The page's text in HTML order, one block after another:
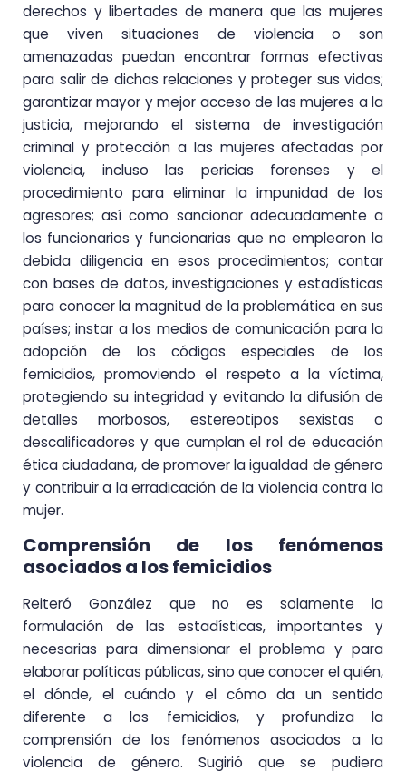
derechos y libertades de manera que las mujeres
que viven situaciones de violencia o son
amenazadas puedan encontrar formas efectivas
para salir de dichas relaciones y proteger sus vidas;
garantizar mayor y mejor acceso de las mujeres a la
justicia, mejorando el sistema de investigación
criminal y protección a las mujeres afectadas por
violencia, incluso las pericias forenses y el
procedimiento para eliminar la impunidad de los
agresores; así como sancionar adecuadamente a
los funcionarios y funcionarias que no emplearon la
debida diligencia en esos procedimientos; contar
con bases de datos, investigaciones y estadísticas
para conocer la magnitud de la problemática en sus
países; instar a los medios de comunicación para la
adopción de los códigos especiales de los
femicidios, promoviendo el respeto a la víctima,
protegiendo su integridad y evitando la difusión de
detalles morbosos, estereotipos sexistas o
descalificadores y que cumplan el rol de educación
ética ciudadana, de promover la igualdad de género
y contribuir a la erradicación de la violencia contra la
mujer.
Comprensión de los fenómenos
asociados a los femicidios
Reiteró González que no es solamente la
formulación de las estadísticas, importantes y
necesarias para dimensionar el problema y para
elaborar políticas públicas, sino que conocer el quién,
el dónde, el cuándo y el cómo da un sentido
diferente a los femicidios, y profundiza la
comprensión de los fenómenos asociados a la
violencia de género. Sugirió que se pudiera